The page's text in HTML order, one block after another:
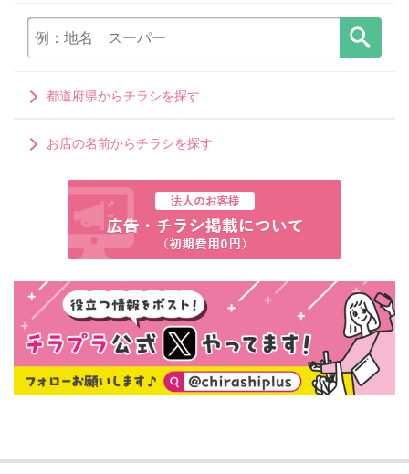
都道府県からチラシを探す
お店の名前からチラシを探す